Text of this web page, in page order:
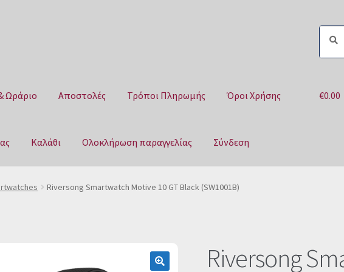
Ωράριο Αποστολές Τρόποι Πληρωμής Όροι Χρήσης
Καλάθι Ολοκλήρωση παραγγελίας Σύνδεση
Αποστολές Τρόποι Πληρωμής Όροι Χρήσης Πολιτική επιστροφών
€0.00
Riversong Smartwatch Motive 10 GT Black (SW1001B)
Riversong